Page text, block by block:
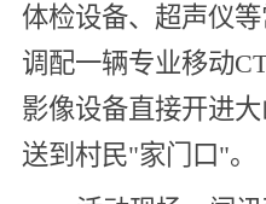
体检设备、超声仪
调配一辆专业移动
影像设备直接开进
送到村民"家门口"。